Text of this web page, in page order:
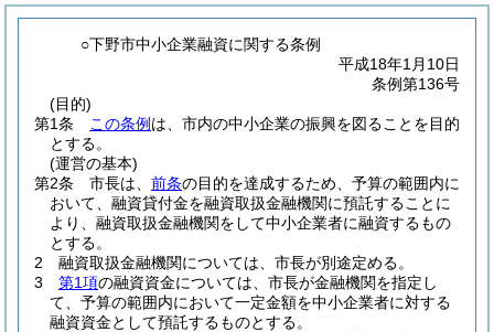
○下野市中小企業融資に関する条例
平成18年1月10日
条例第136号
(目的)
第1条
この条例 は、市内の中小企業の振興を図ることを目的
とする。
(運営の基本)
第2条
市長は、 前条の目的を達成するため、予算の範囲内に
おいて、融資貸付金を融資取扱金融機関に預託することに
より、融資取扱金融機関をして中小企業者に融資するもの
とする。
2
融資取扱金融機関については、市長が別途定める。
3
第1項の融資資金については、市長が金融機関を指定し
て、予算の範囲内において一定金額を中小企業者に対する
融資資金として預託するものとする。